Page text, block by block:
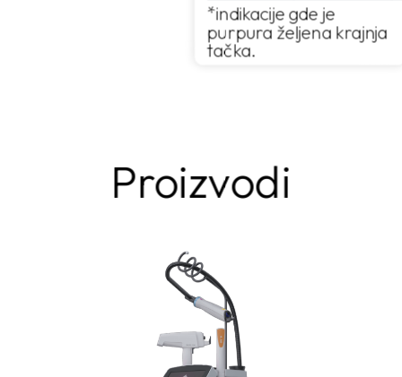
*indikacije gde je
purpura željena krajnja
tačka.
Proizvodi